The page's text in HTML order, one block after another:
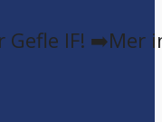
Gefle IF! ➡️Mer